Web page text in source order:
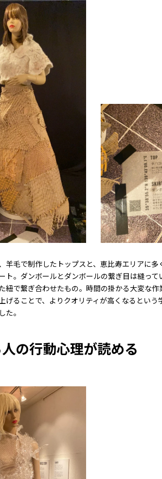
羊毛で制作したトップスと、恵比寿エリアに
ト。ダンボールとダンボールの繋ぎ目は縫っ
紐で繋ぎ合わせたもの。時間の掛かる大変な
げることで、よりクオリティが高くなるという
た。
の行動心理が読める